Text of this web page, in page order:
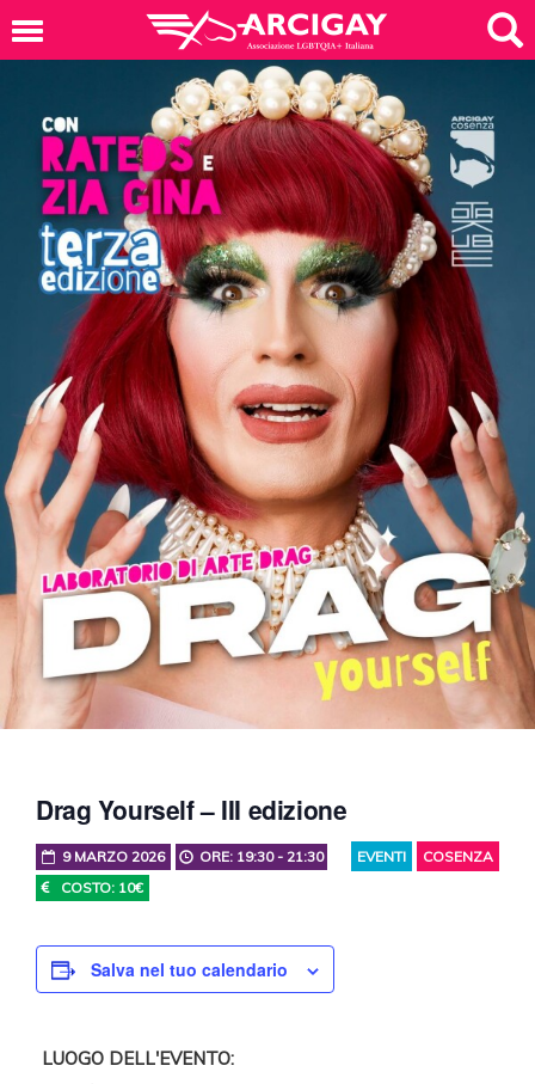
Drag Yourself – III edizione
EVENTI COSENZA
9 MARZO 2026
ORE: 19:30 - 21:30
COSTO: 10€
Salva nel tuo calendario
LUOGO DELL'EVENTO: